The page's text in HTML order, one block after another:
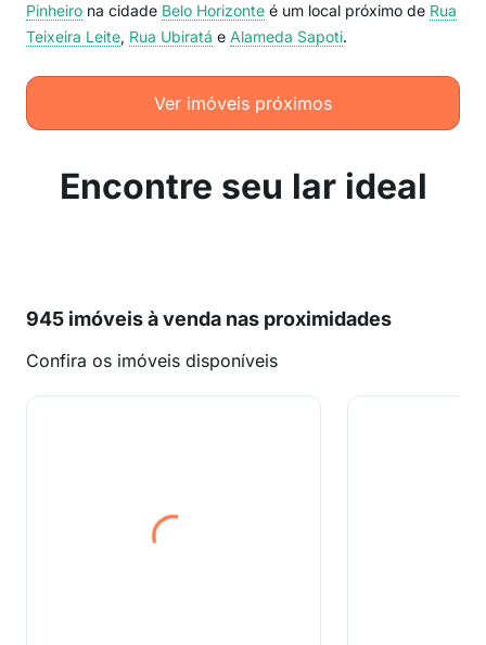
Pinheiro na cidade Belo Horizonte é um local próximo de Rua
Teixeira Leite, Rua Ubiratá e Alameda Sapoti.
Ver imóveis próximos
Encontre seu lar ideal
945 imóveis à venda nas proximidades
Confira os imóveis disponíveis